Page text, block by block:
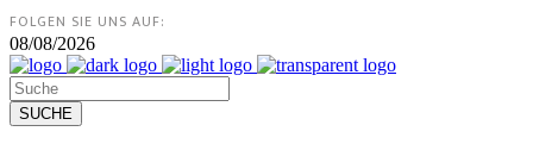
FOLGEN SIE UNS AUF:
08/08/2026